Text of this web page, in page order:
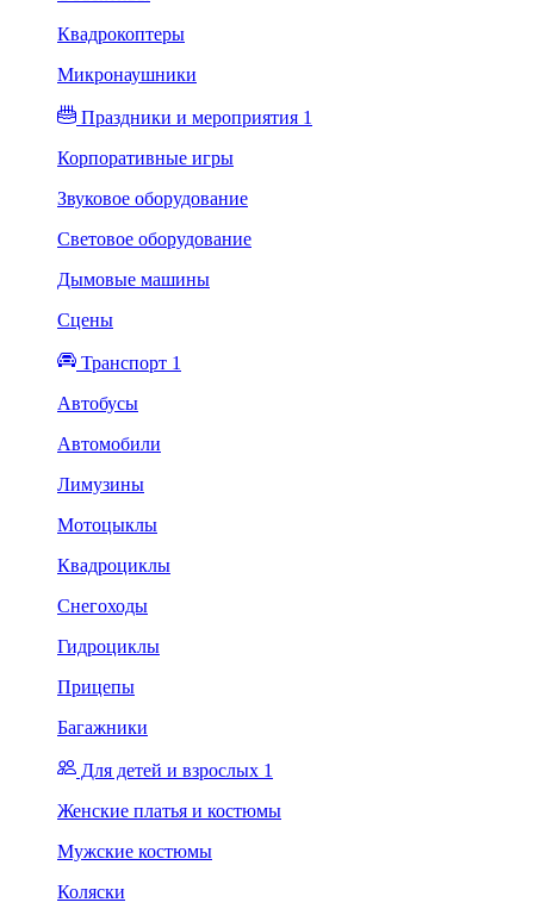
Квадрокоптеры
Микронаушники
Праздники и мероприятия 1
Корпоративные игры
Звуковое оборудование
Световое оборудование
Дымовые машины
Сцены
Транспорт 1
Автобусы
Автомобили
Лимузины
Мотоцыклы
Квадроциклы
Снегоходы
Гидроциклы
Прицепы
Багажники
Для детей и взрослых 1
Женские платья и костюмы
Мужские костюмы
Коляски